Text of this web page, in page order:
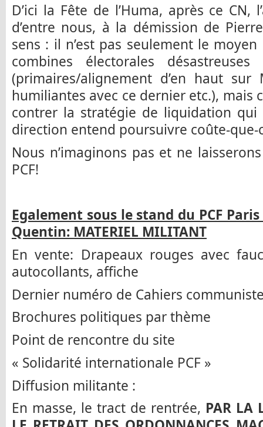
D’ici la Fête de l’Huma, après ce CN,
d’entre nous, à la démission de
sens : il n’est pas seulement le
combines électorales
(primaires/alignement d’en haut sur
humiliantes avec ce dernier etc.), mais
contrer la stratégie de liquidation
direction entend poursuivre coûte-que-
Nous n’imaginons pas et ne
PCF!
Egalement sous le stand du PCF
Quentin: MATERIEL MILITANT
En vente: Drapeaux rouges avec
autocollants, affiche
Dernier numéro de Cahiers
Brochures politiques par thème
Point de rencontre du site
« Solidarité internationale PCF »
Diffusion militante :
En masse, le tract de rentrée, PAR LA